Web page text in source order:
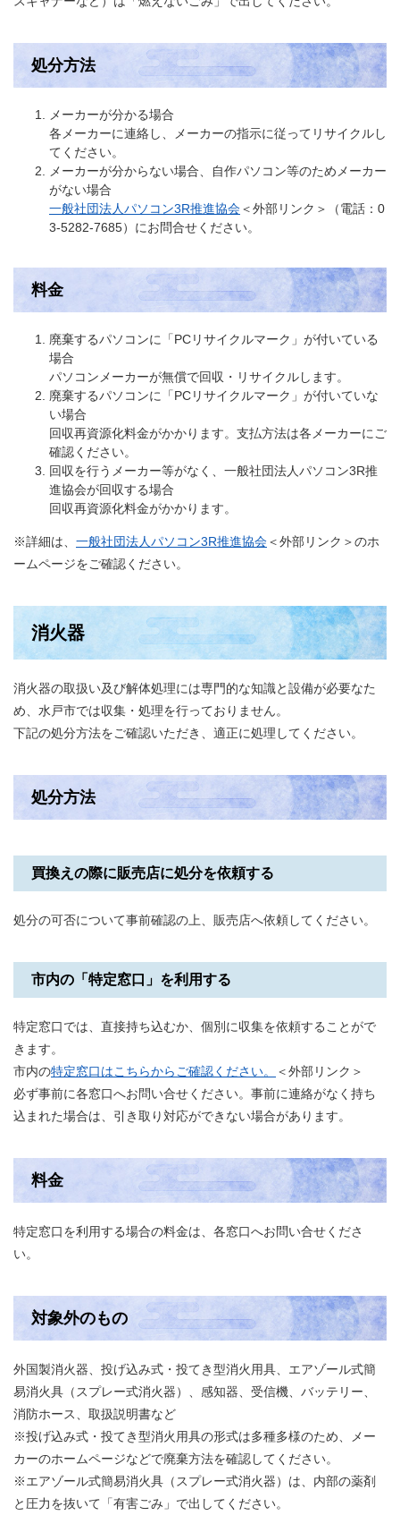
処分方法
メーカーが分かる場合
各メーカーに連絡し、メーカーの指示に従ってリサイクルし
てください。
メーカーが分からない場合、自作パソコン等のためメーカー
がない場合
一般社団法人パソコン3R推進協会＜外部リンク＞
（電話：0
3-5282-7685）にお問合せください。
料金
廃棄するパソコンに「PCリサイクルマーク」が付いている
場合
パソコンメーカーが無償で回収・リサイクルします。
廃棄するパソコンに「PCリサイクルマーク」が付いていな
い場合
回収再資源化料金がかかります。支払方法は各メーカーにご
確認ください。
回収を行うメーカー等がなく、一般社団法人パソコン3R推
進協会が回収する場合
回収再資源化料金がかかります。
※詳細は、 一般社団法人パソコン3R推進協会＜外部リンク＞のホ
ームページをご確認ください。
消火器
消火器の取扱い及び解体処理には専門的な知識と設備が必要なた
め、水戸市では収集・処理を行っておりません。
下記の処分方法をご確認いただき、適正に処理してください。
処分方法
買換えの際に販売店に処分を依頼する
処分の可否について事前確認の上、販売店へ依頼してください。
市内の「特定窓口」を利用する
特定窓口では、直接持ち込むか、個別に収集を依頼することがで
きます。
市内の特定窓口はこちらからご確認ください。
＜外部リンク＞
必ず事前に各窓口へお問い合せください。事前に連絡がなく持ち
込まれた場合は、引き取り対応ができない場合があります。
料金
特定窓口を利用する場合の料金は、各窓口へお問い合せくださ
い。
対象外のもの
外国製消火器、投げ込み式・投てき型消火用具、エアゾール式簡
易消火具（スプレー式消火器）、感知器、受信機、バッテリー、
消防ホース、取扱説明書など
※投げ込み式・投てき型消火用具の形式は多種多様のため、メー
カーのホームページなどで廃棄方法を確認してください。
※エアゾール式簡易消火具（スプレー式消火器）は、内部の薬剤
と圧力を抜いて「有害ごみ」で出してください。